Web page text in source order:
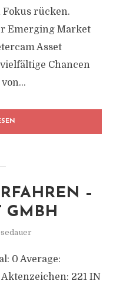
rücken.
Emerging Market
Asset
Chancen
–
GMBH
0 Average:
221 IN